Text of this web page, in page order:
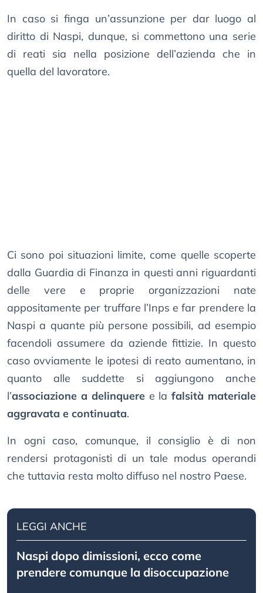
In caso si finga un’assunzione per dar luogo al
diritto di Naspi, dunque, si commettono una serie
di reati sia nella posizione dell’azienda che in
quella del lavoratore.
Ci sono poi situazioni limite, come quelle scoperte
dalla Guardia di Finanza in questi anni riguardanti
delle vere e proprie organizzazioni nate
appositamente per truffare l’Inps e far prendere la
Naspi a quante più persone possibili, ad esempio
facendoli assumere da aziende fittizie. In questo
caso ovviamente le ipotesi di reato aumentano, in
quanto alle suddette si aggiungono anche
l’associazione a delinqueree lafalsità materiale
aggravata e continuata.
In ogni caso, comunque, il consiglio è di non
rendersi protagonisti di un tale modus operandi
che tuttavia resta molto diffuso nel nostro Paese.
LEGGI ANCHE
Naspi dopo dimissioni, ecco come
prendere comunque la disoccupazione